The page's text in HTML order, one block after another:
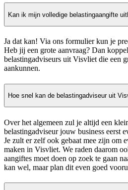
Kan ik mijn volledige belastingaangifte
Ja dat kan! Via ons formulier kun je
Heb jij een grote aanvraag? Dan
belastingadviseurs uit Visvliet die een
aankunnen.
Hoe snel kan de belastingadviseur uit
Over het algemeen zul je altijd een
belastingadviseur jouw business eerst
Je zult er zelf ook gebaat mee zijn om
maken in Visvliet. We raden daarom
aangiftes moet doen op zoek te gaan
kan wel, maar plan dit even goed